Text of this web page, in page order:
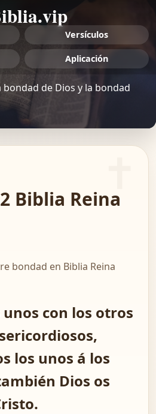
Versículos
Aplicación
bondad de Dios y la bondad
Biblia Reina
bondad en Biblia Reina
con los otros
los unos á los
Dios os